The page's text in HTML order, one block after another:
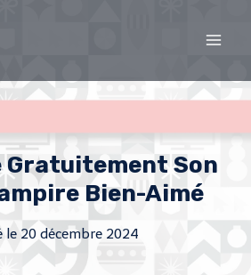
Gratuitement Son
Bien-Aimé
le 20 décembre 2024